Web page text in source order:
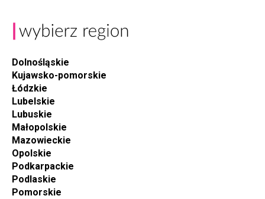
Dolnośląskie
Kujawsko-pomorskie
Łódzkie
Lubelskie
Lubuskie
Małopolskie
Mazowieckie
Opolskie
Podkarpackie
Podlaskie
Pomorskie